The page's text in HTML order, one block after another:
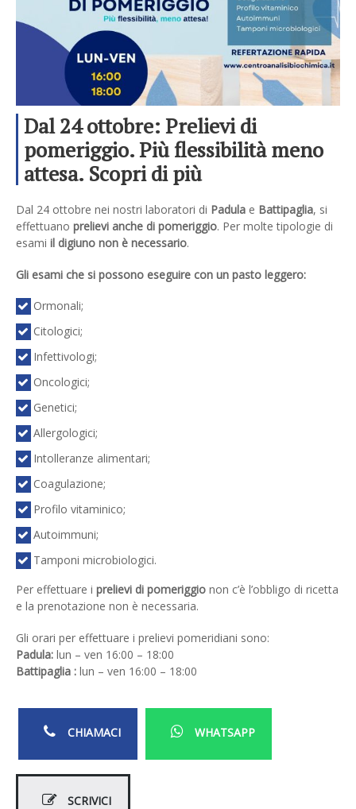
Dal 24 ottobre: Prelievi di
pomeriggio. Più flessibilità meno
attesa. Scopri di più
Dal 24 ottobre nei nostri laboratori di Padula e Battipaglia, si
effettuano prelievi anche di pomeriggio. Per molte tipologie di
esami il digiuno non è necessario.
Gli esami che si possono eseguire con un pasto leggero:
Ormonali;
Citologici;
Infettivologi;
Oncologici;
Genetici;
Allergologici;
Intolleranze alimentari;
Coagulazione;
Profilo vitaminico;
Autoimmuni;
Tamponi microbiologici.
Per effettuare i prelievi di pomeriggio non c’è l’obbligo di ricetta
e la prenotazione non è necessaria.
Gli orari per effettuare i prelievi pomeridiani sono:
Padula: lun – ven 16:00 – 18:00
Battipaglia : lun – ven 16:00 – 18:00
CHIAMACI WHATSAPP
SCRIVICI